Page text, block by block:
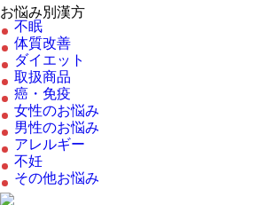
お悩み別漢方
不眠
体質改善
ダイエット
取扱商品
癌・免疫
女性のお悩み
男性のお悩み
アレルギー
不妊
その他お悩み